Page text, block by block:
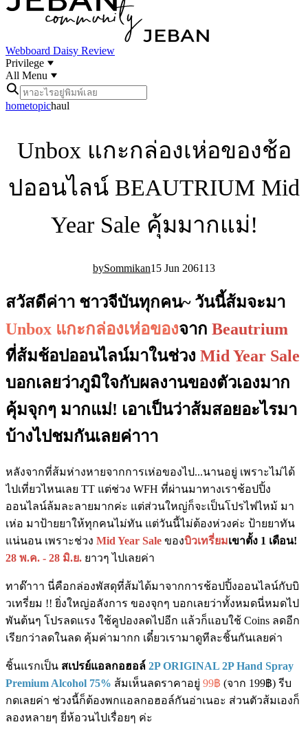
Webboard Daisy Review
Privilege
All Menu
hometopichaul
Unbox แกะกล่องเห่อของช้อ
ปออนไลน์ BEAUTRIUM Mid
Year Sale คุ้มมากแม่!
Sommikan15 Jun 206113
สวัสดีค่าา ชาวจีบันทุกคน~ วันนี้ส้มจะมา
Unbox แกะกล่องเห่อของจาก Beautrium
ที่ส้มช้อปออนไลน์มาในช่วง Mid Year Sale
บอกเลยว่าภูมิใจกับผลงานของตัวเองมาก
คุ้มจุกๆ มากแม่! เอาเป็นว่าส้มสอยอะไรมา
บ้างไปชมกันเลยค่าาา
หลังจากที่ส้มห่างหายจากการเห่อของไป...นานอยู่ เพราะไม่ได้
ไปเที่ยวไหนเลย TT แต่ช่วง WFH ที่ผ่านมาทางเราช้อปปิ้ง
ออนไลน์ล้มละลายมากค่ะ แต่ส่วนใหญ่ก็จะเป็นโปรไฟไหม้ มา
เห่อ มาป้ายยาให้ทุกคนไม่ทัน แต่วันนี้ไม่ต้องห่วงค่ะ ป้ายยาทัน
แน่นอน เพราะช่วง Mid Year Sale ของบิวเทรี่ยมเขาตั้ง 1 เดือน!
28 พ.ค. - 28 มิ.ย. ยาวๆ ไปเลยค่า
ทาด๊าาา นี่คือกล่องพัสดุที่ส้มได้มาจากการช้อปปิ้งออนไลน์กับบิ
วเทรี่ยม !! ยิ่งใหญ่อลังการ ของจุกๆ บอกเลยว่าทั้งหมดนี่หมดไป
พันต้นๆ โปรลดแรง ใช้คูปองลดไปอีก แล้วก็แอบใช้ Coins ลดอีก
เรียกว่าลดในลด คุ้มค่ามากก เดี๋ยวเรามาดูทีละชิ้นกันเลยค่า
ชิ้นแรกเป็น สเปรย์แอลกอฮอล์ 2P ORIGINAL 2P Hand Spray
Premium Alcohol 75% ส้มเห็นลดราคาอยู่ 99฿ (จาก 199฿) รีบ
กดเลยค่า ช่วงนี้ก็ต้องพกแอลกอฮอล์กันอ่าเนอะ ส่วนตัวส้มเองก็
ลองหลายๆ ยี่ห้อวนไปเรื่อยๆ ค่ะ